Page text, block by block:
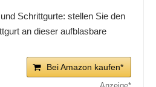
Schrittgurte: stellen Sie den
an dieser aufblasbare
Bei Amazon kaufen*